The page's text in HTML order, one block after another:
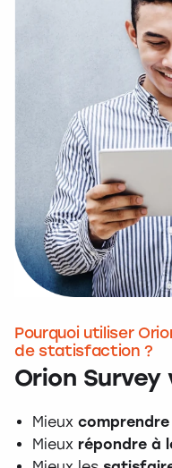
Pourquoi utiliser
de statisfaction ?
Orion Survey
Mieux comprendre
Mieux répondre à